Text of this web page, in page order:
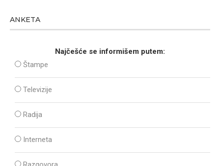
ANKETA
Najčešće se informišem putem:
Štampe
Televizije
Radija
Interneta